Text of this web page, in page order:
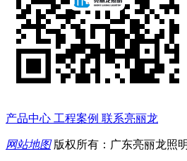
产品中心 工程案例 联系亮丽龙
网站地图版权所有：广东亮丽龙照